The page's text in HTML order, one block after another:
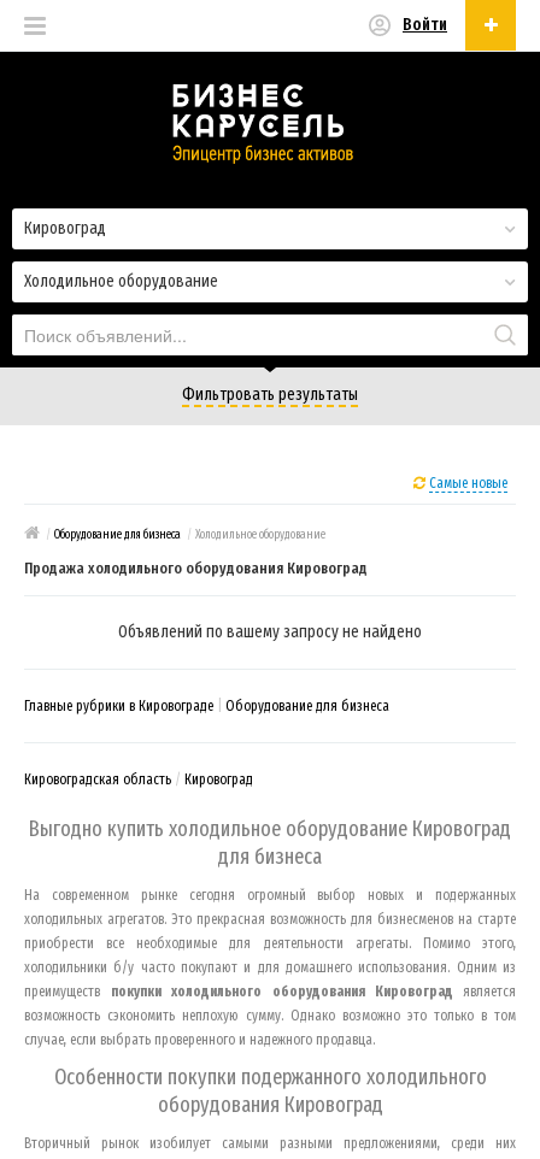
Войти
Холодильное оборудование
Кировоград
Фильтровать результаты
Самые новые
/ Оборудование для бизнеса / Холодильное оборудование
Продажа холодильного оборудования Кировоград
Объявлений по вашему запросу не найдено
Главные рубрики в Кировограде Оборудование для бизнеса
Кировоградская область Кировоград
Выгодно купить холодильное оборудование Кировоград
для бизнеса
На современном рынке сегодня огромный выбор новых и подержанных
холодильных агрегатов. Это прекрасная возможность для бизнесменов на старте
приобрести все необходимые для деятельности агрегаты. Помимо этого,
холодильники б/у часто покупают и для домашнего использования. Одним из
преимуществ покупки холодильного оборудования Кировоградявляется
возможность сэкономить неплохую сумму. Однако возможно это только в том
случае, если выбрать проверенного и надежного продавца.
Особенности покупки подержанного холодильного
оборудования Кировоград
Вторичный рынок изобилует самыми разными предложениями, среди них